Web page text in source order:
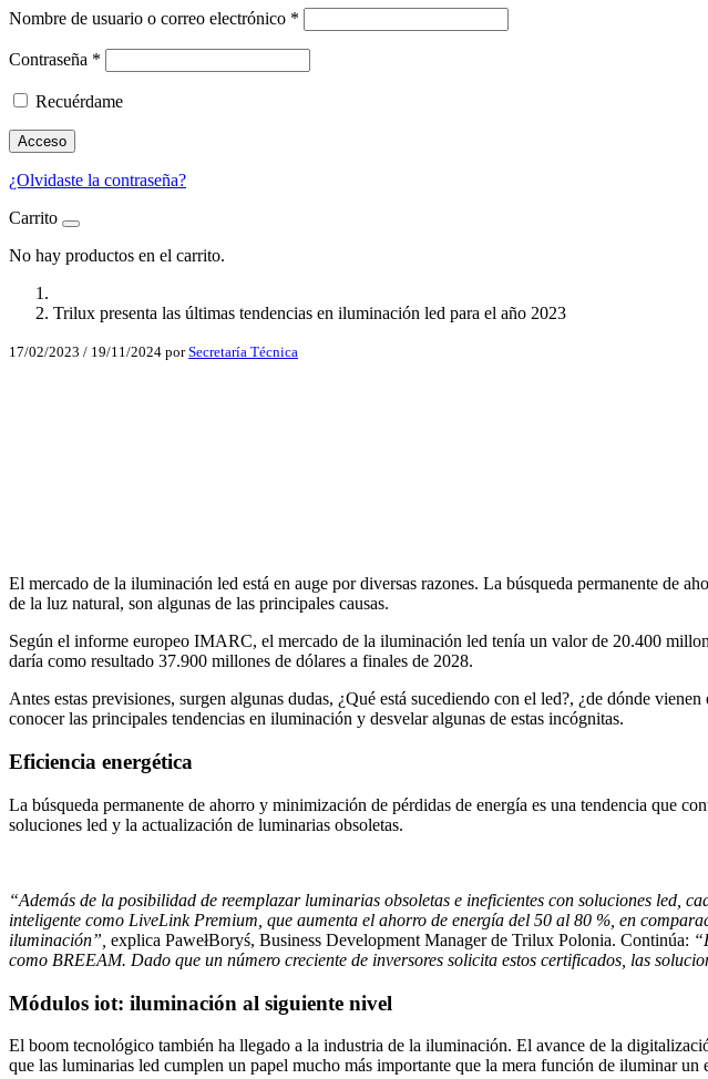
Nombre de usuario o correo electrónico *
Contraseña *
Recuérdame
Acceso
¿Olvidaste la contraseña?
Carrito
No hay productos en el carrito.
Trilux presenta las últimas tendencias en iluminación led para el año 2023
17/02/2023 / 19/11/2024 porSecretaría Técnica
WhatsApp
El mercado de la iluminación led está en auge por diversas razones. La búsqueda permanente de
de la luz natural, son algunas de las principales causas.
Según el informe europeo IMARC, el mercado de la iluminación led tenía un valor de 20.400
daría como resultado 37.900 millones de dólares a finales de 2028.
Antes estas previsiones, surgen algunas dudas, ¿Qué está sucediendo con el led?, ¿de dónde
conocer las principales tendencias en iluminación y desvelar algunas de estas incógnitas.
Eficiencia energética
La búsqueda permanente de ahorro y minimización de pérdidas de energía es una tendencia que
soluciones led y la actualización de luminarias obsoletas.
“Además de la posibilidad de reemplazar luminarias obsoletas e ineficientes con soluciones led,
inteligente como LiveLink Premium, que aumenta el ahorro de energía del 50 al 80 %, en
iluminación”, explica PawełBoryś, Business Development Manager de Trilux Polonia. Continúa:
como BREEAM. Dado que un número creciente de inversores solicita estos certificados, las
Módulos iot: iluminación al siguiente nivel
El boom tecnológico también ha llegado a la industria de la iluminación. El avance de la
que las luminarias led cumplen un papel mucho más importante que la mera función de iluminar un